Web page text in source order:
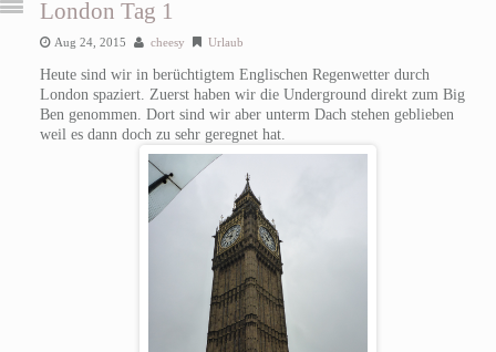
London Tag 1
Aug 24, 2015 cheesy Urlaub
Heute sind wir in berüchtigtem Englischen Regenwetter durch
London spaziert. Zuerst haben wir die Underground direkt zum Big
Ben genommen. Dort sind wir aber unterm Dach stehen geblieben
weil es dann doch zu sehr geregnet hat.